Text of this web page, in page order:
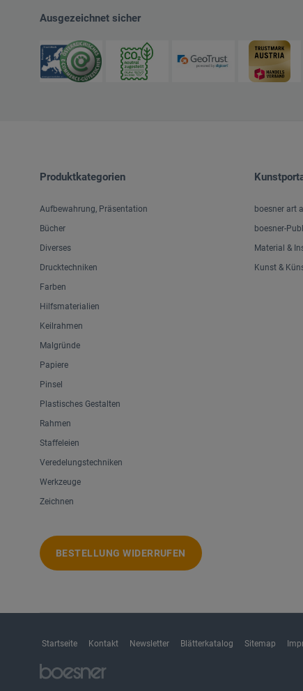
Ausgezeichnet sicher
Produktkategorien
Aufbewahrung, Präsentation
Bücher
Diverses
Drucktechniken
Farben
Hilfsmaterialien
Keilrahmen
Malgründe
Papiere
Pinsel
Plastisches Gestalten
Rahmen
Staffeleien
Veredelungstechniken
Werkzeuge
Zeichnen
BESTELLUNG WIDERRUFEN
boesner art
boesner-
Material &
Kunst &
Startseite Kontakt Newsletter Blätterkatalog Sitemap